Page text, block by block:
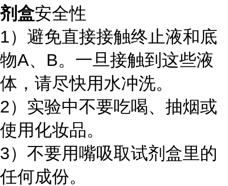
剂盒安全性
1）避免直接接触终止液和底
物A、B。一旦接触到这些液
体，请尽快用水冲洗。
2）实验中不要吃喝、抽烟或
使用化妆品。
3）不要用嘴吸取试剂盒里的
任何成份。